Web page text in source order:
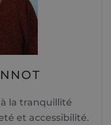
la tranquillité
et accessibilité.